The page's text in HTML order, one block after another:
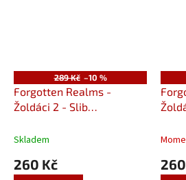
289 Kč –10 %
Forgotten Realms -
Žoldáci 2 - Slib
Skladem
260 Kč